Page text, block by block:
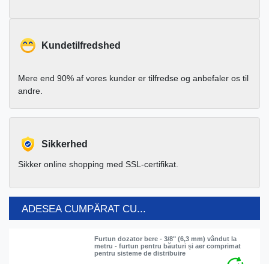
Kundetilfredshed
Mere end 90% af vores kunder er tilfredse og anbefaler os til
andre.
Sikkerhed
Sikker online shopping med SSL-certifikat.
ADESEA CUMPĂRAT CU...
Furtun dozator bere - 3/8" (6,3 mm) vândut la
metru - furtun pentru băuturi și aer comprimat
pentru sisteme de distribuire